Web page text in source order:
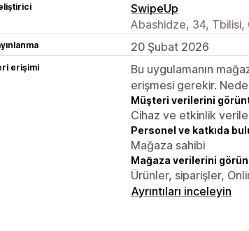
SwipeUp
Abashidze, 34, Tbilisi,
20 Şubat 2026
erişimi
Bu uygulamanın
erişmesi gerekir.
Müşteri verilerini
Cihaz ve etkinlik
Personel ve katkıda
Mağaza sahibi
Mağaza verilerini
Ürünler, siparişler,
Ayrıntıları inceleyin